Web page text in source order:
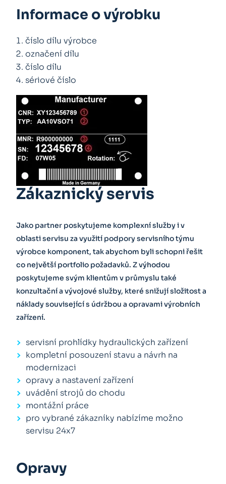
Informace o výrobku
číslo dílu výrobce
označení dílu
číslo dílu
sériové číslo
Zákaznický servis
Jako partner poskytujeme komplexní služby i v
oblasti servisu za využití podpory servisního týmu
výrobce komponent, tak abychom byli schopni řešit
co největší portfolio požadavků. Z výhodou
poskytujeme svým klientům v průmyslu také
konzultační a vývojové služby, které snižují složitost a
náklady související s údržbou a opravami výrobních
zařízení.
servisní prohlídky hydraulických zařízení
kompletní posouzení stavu a návrh na
modernizaci
opravy a nastavení zařízení
uvádění strojů do chodu
montážní práce
pro vybrané zákazníky nabízíme možno
servisu 24x7
Opravy